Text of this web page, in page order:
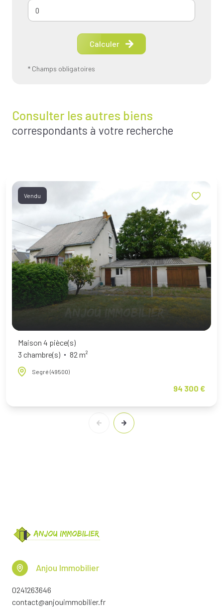
Calculer
* Champs obligatoires
Consulter les autres biens
correspondants à votre recherche
Vendu
Maison 4 pièce(s)
3 chambre(s)
82 m²
Segré (49500)
94 300 €
Anjou Immobilier
0241263646
contact@anjouimmobilier.fr